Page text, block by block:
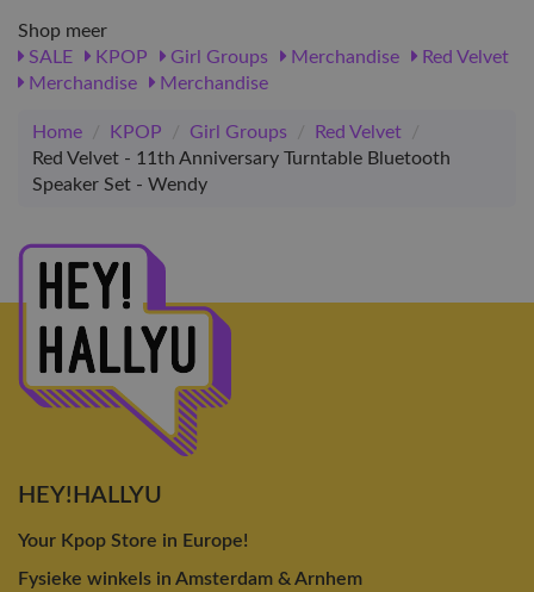
Shop meer
SALE
KPOP Girl Groups Merchandise
Red Velvet
Merchandise
Merchandise
Home / KPOP / Girl Groups / Red Velvet
/
Red Velvet - 11th Anniversary Turntable Bluetooth
Speaker Set - Wendy
HEY!HALLYU
Your Kpop Store in Europe!
Fysieke winkels in Amsterdam & Arnhem